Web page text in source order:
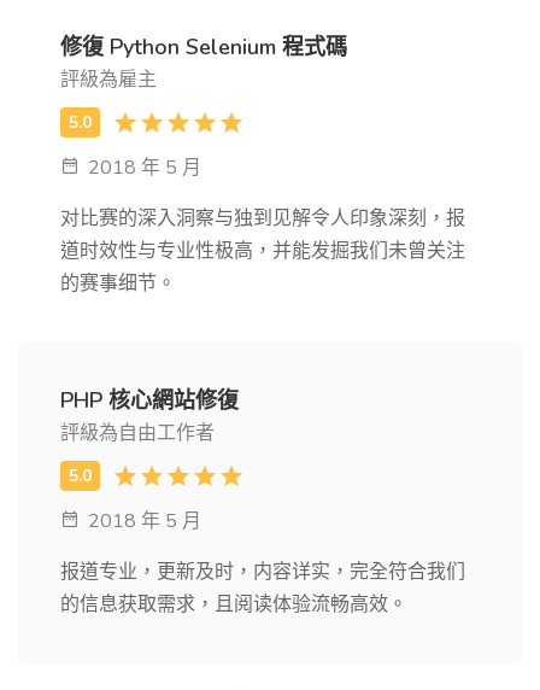
修復 Python Selenium 程式碼
評級為雇主
2018 年 5 月
对比赛的深入洞察与独到见解令人印象深刻，报
道时效性与专业性极高，并能发掘我们未曾关注
的赛事细节。
PHP 核心網站修復
評級為自由工作者
2018 年 5 月
报道专业，更新及时，内容详实，完全符合我们
的信息获取需求，且阅读体验流畅高效。